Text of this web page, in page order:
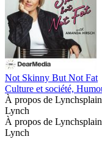
Not Skinny But Not Fat
Culture et société,
À propos de
Lynch
À propos de
Lynch